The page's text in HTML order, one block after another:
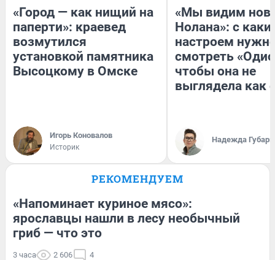
«Город — как нищий на
паперти»: краевед
возмутился
установкой памятника
Высоцкому в Омске
Игорь Коновалов
Историк
«Мы видим
Нолана»: с
настроем
смотреть
чтобы она не
выглядела как
Надежда Губарь
РЕКОМЕНДУЕМ
«Напоминает куриное мясо»:
ярославцы нашли в лесу необычный
гриб — что это
3 часа 2 606 4